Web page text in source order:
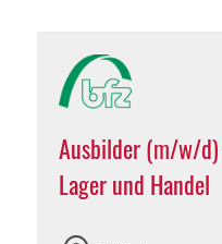
Ausbilder (m/w/
Lager und Handel